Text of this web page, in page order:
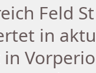
Feld
in